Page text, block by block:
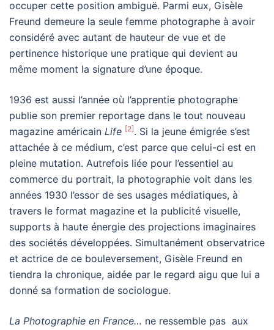
occuper cette position ambiguë. Parmi eux, Gisèle
Freund demeure la seule femme photographe à avoir
considéré avec autant de hauteur de vue et de
pertinence historique une pratique qui devient au
même moment la signature d’une époque.
1936 est aussi l’année où l’apprentie photographe
publie son premier reportage dans le tout nouveau
magazine américain Life [2]. Si la jeune émigrée s’est
attachée à ce médium, c’est parce que celui-ci est en
pleine mutation. Autrefois liée pour l’essentiel au
commerce du portrait, la photographie voit dans les
années 1930 l’essor de ses usages médiatiques, à
travers le format magazine et la publicité visuelle,
supports à haute énergie des projections imaginaires
des sociétés développées. Simultanément observatrice
et actrice de ce bouleversement, Gisèle Freund en
tiendra la chronique, aidée par le regard aigu que lui a
donné sa formation de sociologue.
La Photographie en France… ne ressemble pas aux